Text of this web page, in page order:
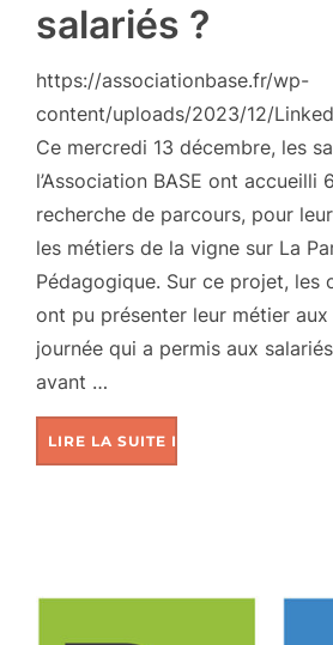
salariés ?
https://associationbase.fr/wp-
content/uploads/2023/12/
Ce mercredi 13 décembre, les
l’Association BASE ont accueilli
recherche de parcours, pour
les métiers de la vigne sur La
Pédagogique. Sur ce projet, les
ont pu présenter leur métier
journée qui a permis aux
avant …
LIRE LA SUITE DE